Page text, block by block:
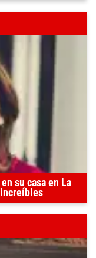
su casa en La